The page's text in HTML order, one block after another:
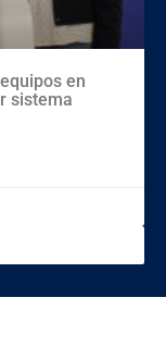
en
sistema